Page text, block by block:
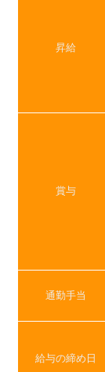
昇給
賞与
通勤手当
給与の締め日